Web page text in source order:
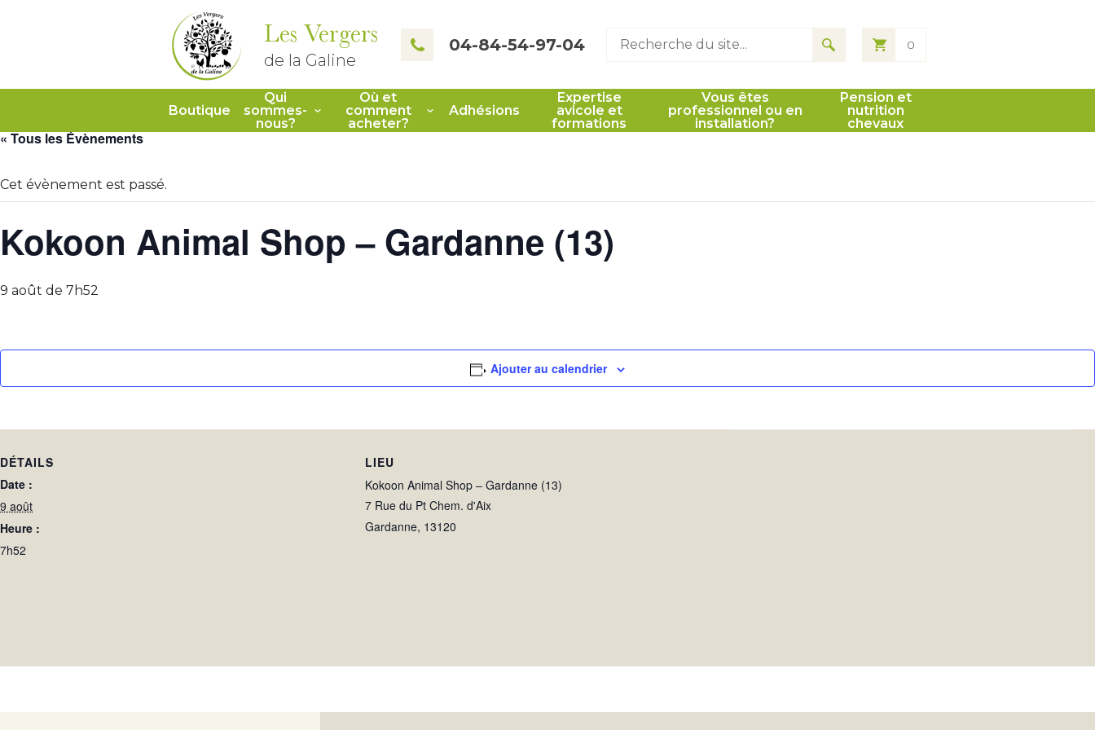
Les Vergers
de la Galine
04-84-54-97-04 0
Boutique
Qui
sommes-
nous?
Où et
comment
acheter?
Adhésions
Expertise
avicole et
formations
Vous êtes
professionnel ou en
installation?
Pension et
nutrition
chevaux
« Tous les Évènements
Cet évènement est passé.
Kokoon Animal Shop – Gardanne (13)
9 août de 7h52
Ajouter au calendrier
DÉTAILS
Date :
9 août
Heure :
7h52
LIEU
Kokoon Animal Shop – Gardanne (13)
7 Rue du Pt Chem. d'Aix
Gardanne, 13120